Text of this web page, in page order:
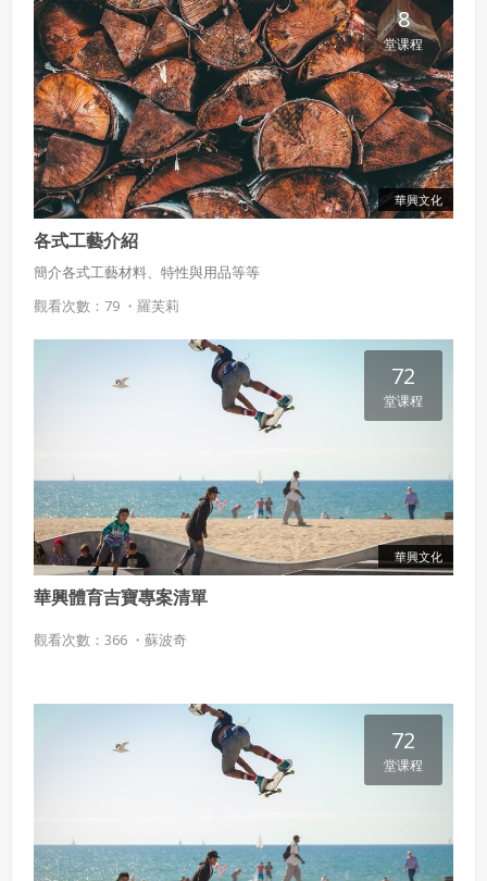
華興文化
8
堂课程
各式工藝介紹
簡介各式工藝材料、特性與用品等等
觀看次數：79 ・ 羅芙莉
華興文化
72
堂课程
華興體育吉寶專案清單
觀看次數：366 ・ 蘇波奇
72
堂课程
還沒有註冊帳號嗎？點擊立刻註冊
想起密碼了嗎？點擊
已經有註冊帳號了嗎？點擊立刻登入
三、著作權授權
會員得於本系統內使用授權內容，除經著作權人有標示採取
創用CC授權或其他授權者，會員不得重製、轉載、散布或類
似方法流通授權內容。
本系統防盜拷措施或類似措施，會員不得予以破解、破壞或
以其他方法規避。
會員使用本系統之費用，由吉寶系統公司定之並按月收取。
吉寶系統公司得不定期公告與調整費用。
會員享有其創作之衍生著作的著作權，但會員同意吉寶系統
公司得於該著作權存續期間內無償使用，包括再授權之權
利。
本條約定不因本合約終止而失效。
作物，會員享有所有權或經合法授權。
如會員違反前項約定致吉寶系統公司遭追訴、請求或求償
者，吉寶系統公司應立即通知會員，必要時本系統得移除爭
議內容。會員應協助相關程序並負擔吉寶系統公司因此所生
支出（包括律師費用）、損害及損失。
會員違反本合約或本系統任一規定者，吉寶系統公司得終止
本合約終止後，會員不得對吉寶系統公司主張任何費用、補
雙方合意專以臺灣臺北地方法院為第一審管轄法
院。
同意上述條款，確定註冊